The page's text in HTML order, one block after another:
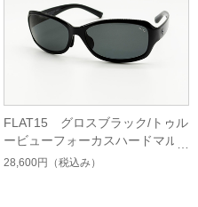
FLAT15 グロスブラック/トゥル
ービューフォーカスハードマル
チシングルコート
28,600円 （税込み）